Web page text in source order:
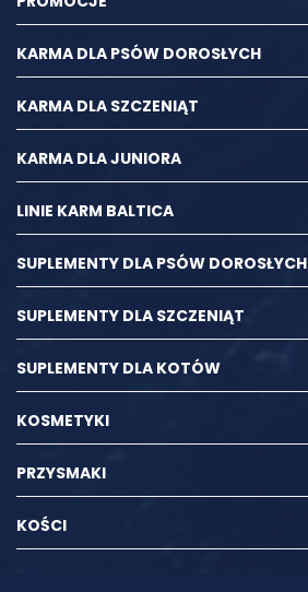
KARMA DLA PSÓW DOROSŁYCH
KARMA DLA SZCZENIĄT
KARMA DLA JUNIORA
LINIE KARM BALTICA
SUPLEMENTY DLA PSÓW DOROSŁYCH
SUPLEMENTY DLA SZCZENIĄT
SUPLEMENTY DLA KOTÓW
KOSMETYKI
PRZYSMAKI
KOŚCI